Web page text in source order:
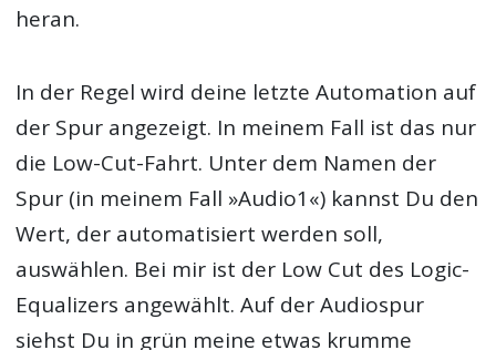
heran.
In der Regel wird deine letzte Automation auf
der Spur angezeigt. In meinem Fall ist das nur
die Low-Cut-Fahrt. Unter dem Namen der
Spur (in meinem Fall »Audio1«) kannst Du den
Wert, der automatisiert werden soll,
auswählen. Bei mir ist der Low Cut des Logic-
Equalizers angewählt. Auf der Audiospur
siehst Du in grün meine etwas krumme